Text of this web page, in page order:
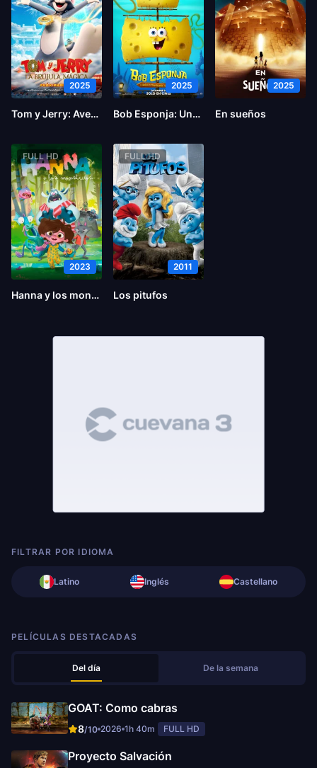
2025
Tom y Jerry: Aventura en el tiempo
2025
Bob Esponja: Una aventura pirata
2025
En sueños
FULL HD
2023
Hanna y los monstruos
FULL HD
2011
Los pitufos
FILTRAR POR IDIOMA
Latino Inglés Castellano
PELÍCULAS DESTACADAS
Del día De la semana
GOAT: Como cabras
8/10 2026 1h 40m FULL HD
Proyecto Salvación